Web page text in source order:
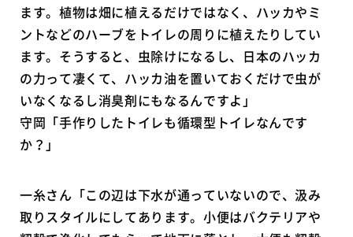
ます。植物は畑に植えるだけではなく、ハッカやミ
ントなどのハーブをトイレの周りに植えたりしてい
ます。そうすると、虫除けになるし、日本のハッカ
の力って凄くて、ハッカ油を置いておくだけで虫が
いなくなるし消臭剤にもなるんですよ」
守岡「手作りしたトイレも循環型トイレなんです
か？」
一糸さん「この辺は下水が通っていないので、汲み
取りスタイルにしてあります。小便はバクテリアや